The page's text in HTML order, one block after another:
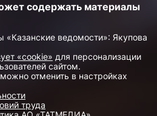
содержать материалы
«Казанские ведомости»: Якупова
«cookie» для персонализации
сайтом.
отменить в настройках
труда